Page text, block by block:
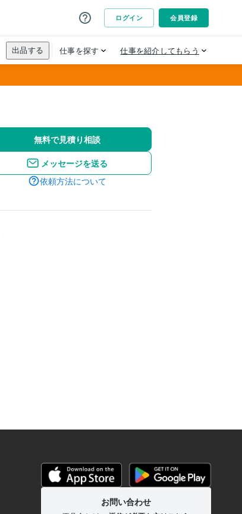
無料で見積り相談
メッセージを送る
依頼方法について